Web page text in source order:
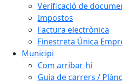
Verificació de
Impostos
Factura electrònica
Finestreta Única
Municipi
Com arribar-hi
Guia de carrers /